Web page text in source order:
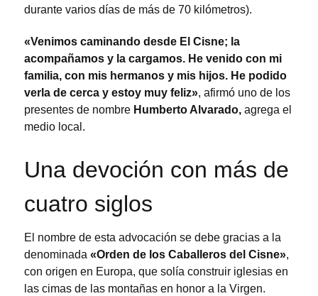
durante varios días de más de 70 kilómetros).
«Venimos caminando desde El Cisne; la
acompañamos y la cargamos. He venido con mi
familia, con mis hermanos y mis hijos. He podido
verla de cerca y estoy muy feliz», afirmó uno de los
presentes de nombre Humberto Alvarado, agrega el
medio local.
Una devoción con más de
cuatro siglos
El nombre de esta advocación se debe gracias a la
denominada «Orden de los Caballeros del Cisne»,
con origen en Europa, que solía construir iglesias en
las cimas de las montañas en honor a la Virgen.